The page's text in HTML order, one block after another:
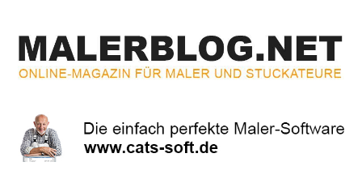
springen
secondary
menu
springen
springen
Magazin
für
Maler